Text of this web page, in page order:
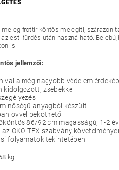
meleg frottír köntös melegíti, szárazon
esti fürdés után használható.
is.
jellemzői:
a még nagyobb védelem
kidolgozott, zsebekkel
anyagból készült
övvel beköthető
86/92 cm magasságú, 1-2
az OKO-TEX szabvány
folyamatok tekintetében
kg.